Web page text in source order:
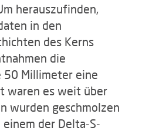
herauszufinden,
in den
des Kerns
die
50 Millimeter eine
waren es weit über
wurden geschmolzen
der Delta-S-